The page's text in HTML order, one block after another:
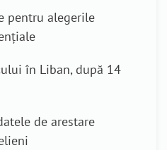
pentru alegerile
în Liban, după 14
de arestare